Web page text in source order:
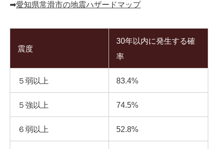
➡︎愛知県常滑市の地震ハザードマップ
震度
30年以内に発生する確
率
５弱以上 83.4%
５強以上 74.5%
６弱以上 52.8%